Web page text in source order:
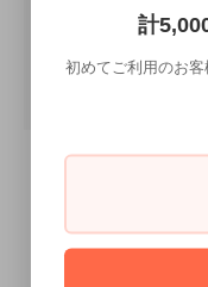
計
初めてご利用のお